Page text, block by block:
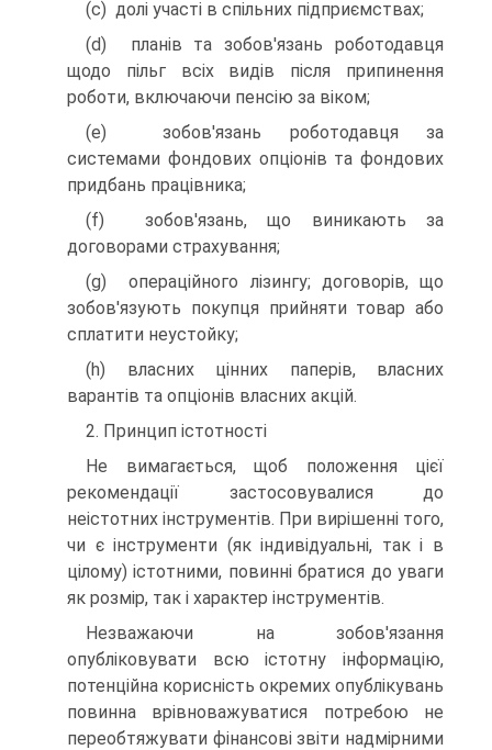
(c) долі участі в спільних підприємствах;
(d) планів та зобов'язань роботодавця
щодо пільг всіх видів після припинення
роботи, включаючи пенсію за віком;
(e) зобов'язань роботодавця за
системами фондових опціонів та фондових
придбань працівника;
(f) зобов'язань, що виникають за
договорами страхування;
(g) операційного лізингу; договорів, що
зобов'язують покупця прийняти товар або
сплатити неустойку;
(h) власних цінних паперів, власних
варантів та опціонів власних акцій.
2. Принцип істотності
Не вимагається, щоб положення цієї
рекомендації застосовувалися до
неістотних інструментів. При вирішенні того,
чи є інструменти (як індивідуальні, так і в
цілому) істотними, повинні братися до уваги
як розмір, так і характер інструментів.
Незважаючи на зобов'язання
опубліковувати всю істотну інформацію,
потенційна корисність окремих опублікувань
повинна врівноважуватися потребою не
переобтяжувати фінансові звіти надмірними